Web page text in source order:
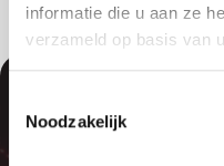
informatie die u aan ze
verzameld op basis van
Noodzakelijk